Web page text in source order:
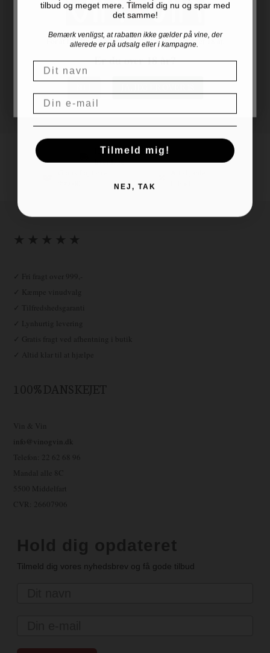
For at handle hos Vinogvin.dk skal du være over 18 år.
Er du over 18 år?
Årgang 2024
God til Fisk - Fjerkræ - Ost
Skruelåg Nej
Flaskestr.
Land
Hurtig levering, 1-3
hverdage
★ ★ ★ ★ ★
✓ Fri fragt over 999,-
✓ Kæmpe vinudvalg
✓ Tilfredshedsgaranti
✓ Lynhurtig levering
✓ Gratis fragt ved afhentning i butik
✓ Altid klar til at hjælpe
100% DANSKEJET
Vin & Vin
info@vinogvin.dk
Telefon: 22 62 68 96
Mandal alle 8C
5500 Middelfart
CVR: 26607906
Tilmeld dig vores nyhedsbrev og få gode tilbud
tilbud og meget mere. Tilmeld dig nu og spar med
det samme!
Bemærk venligst, at rabatten ikke gælder på vine, der
allerede er på udsalg eller i kampagne.
Navn
Email
Tilmeld mig!
NEJ, TAK